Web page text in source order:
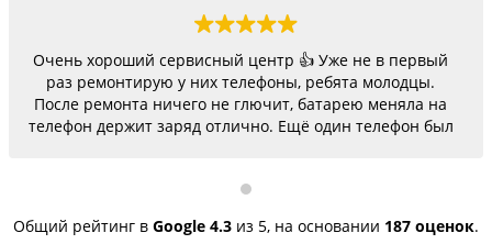
Очень хороший сервисный центр 👍 Уже не в первый
раз ремонтирую у них телефоны, ребята молодцы.
После ремонта ничего не глючит, батарею меняла на
телефон держит заряд отлично. Ещё один телефон был
сегодня получила телефон, всё исправили, заряд
Общий рейтинг в Google 4.3 из 5, на основании 187 оценок.